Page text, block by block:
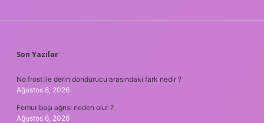
SIDEBAR
Son Yazılar
No frost ile derin dondurucu arasındaki fark nedir ?
Ağustos 8, 2026
Femur başı ağrısı neden olur ?
Ağustos 6, 2026